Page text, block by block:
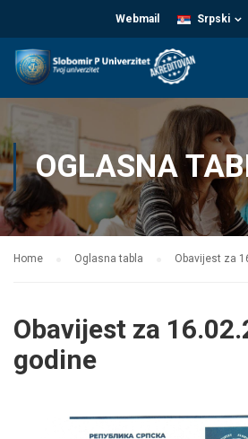
Srpski
Webmail
OGLASNA
Home Oglasna tabla Obavijest za
Obavijest za
godine